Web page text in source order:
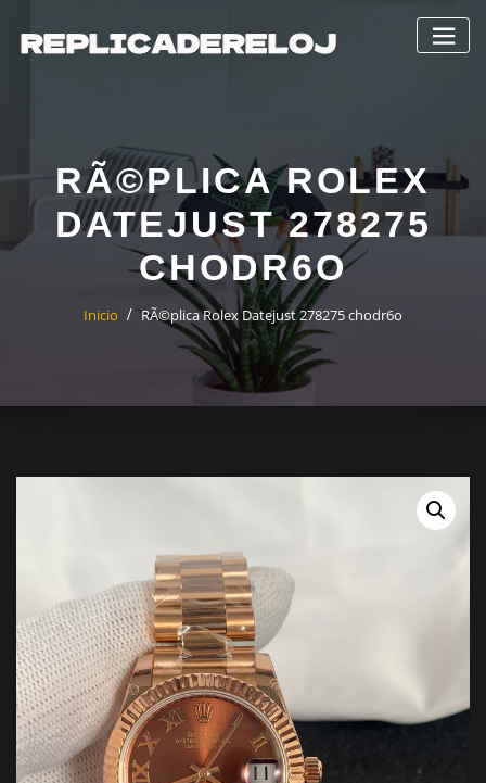
contenido
RÃ©PLICA ROLEX
DATEJUST 278275
CHODR6O
Inicio RÃ©plica Rolex Datejust 278275 chodr6o